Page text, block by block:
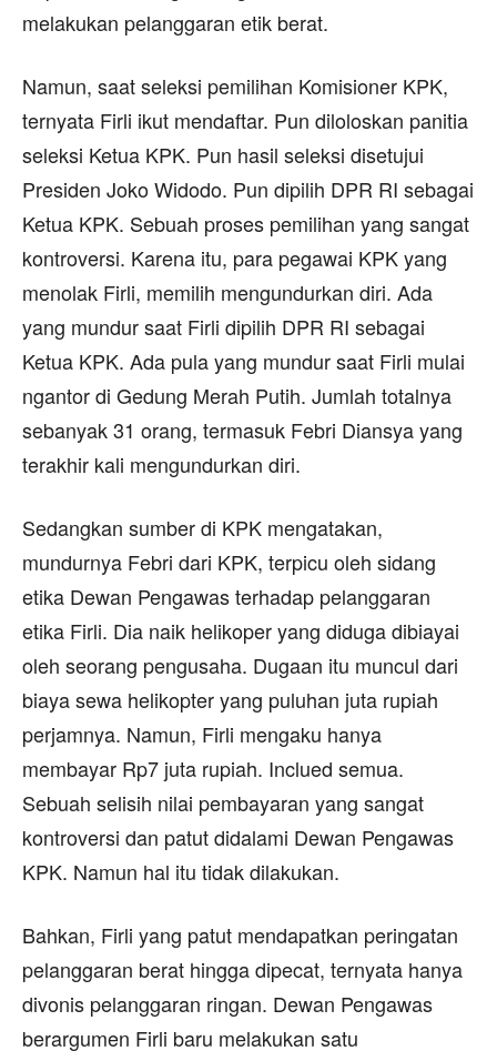
melakukan pelanggaran etik berat.
Namun, saat seleksi pemilihan Komisioner KPK,
ternyata Firli ikut mendaftar. Pun diloloskan panitia
seleksi Ketua KPK. Pun hasil seleksi disetujui
Presiden Joko Widodo. Pun dipilih DPR RI sebagai
Ketua KPK. Sebuah proses pemilihan yang sangat
kontroversi. Karena itu, para pegawai KPK yang
menolak Firli, memilih mengundurkan diri. Ada
yang mundur saat Firli dipilih DPR RI sebagai
Ketua KPK. Ada pula yang mundur saat Firli mulai
ngantor di Gedung Merah Putih. Jumlah totalnya
sebanyak 31 orang, termasuk Febri Diansya yang
terakhir kali mengundurkan diri.
Sedangkan sumber di KPK mengatakan,
mundurnya Febri dari KPK, terpicu oleh sidang
etika Dewan Pengawas terhadap pelanggaran
etika Firli. Dia naik helikoper yang diduga dibiayai
oleh seorang pengusaha. Dugaan itu muncul dari
biaya sewa helikopter yang puluhan juta rupiah
perjamnya. Namun, Firli mengaku hanya
membayar Rp7 juta rupiah. Inclued semua.
Sebuah selisih nilai pembayaran yang sangat
kontroversi dan patut didalami Dewan Pengawas
KPK. Namun hal itu tidak dilakukan.
Bahkan, Firli yang patut mendapatkan peringatan
pelanggaran berat hingga dipecat, ternyata hanya
divonis pelanggaran ringan. Dewan Pengawas
berargumen Firli baru melakukan satu